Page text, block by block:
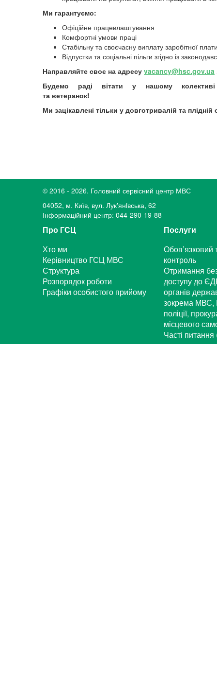
Ми гарантуємо:
Офіційне працевлаштування
Комфортні умови праці
Стабільну та своєчасну виплату заробітної
Відпустки та соціальні пільги згідно із
Направляйте своє на адресу vacancy@hsc.gov.ua
Будемо раді вітати у нашому колективі
та ветеранок!
Ми зацікавлені тільки у довготривалій та плідній
© 2016 - 2026. Головний сервісний центр МВС
04052, м. Київ, вул. Лук'янiвська, 62
Інформаційний центр: 044-290-19-88
Про ГСЦ
Хто ми
Керівництво ГСЦ МВС
Структура
Розпорядок роботи
Графіки особистого прийому
Послуги
Обов’язковий
контроль
Отримання
доступу до
органів
зокрема МВС,
поліції,
місцевого
Часті питання